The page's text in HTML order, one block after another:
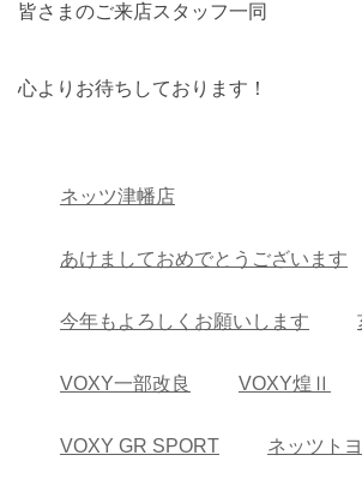
皆さまのご来店スタッフ一同
心よりお待ちしております！
ネッツ津幡店
あけましておめでとうございます
今年もよろしくお願いします
VOXY一部改良 VOXY煌Ⅱ
VOXY GR SPORT ネッツトヨ